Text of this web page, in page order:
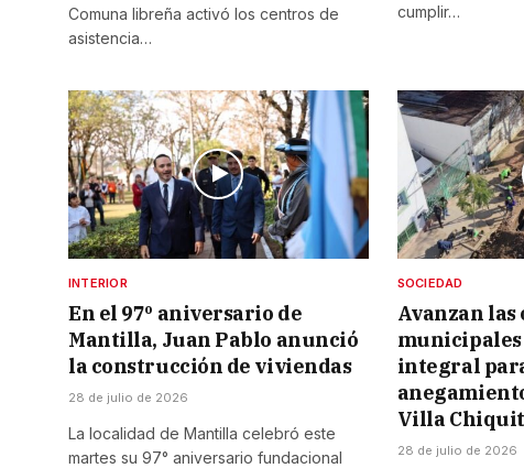
Comuna libreña activó los centros de
asistencia…
cumplir…
INTERIOR
En el 97º aniversario de
Mantilla, Juan Pablo anunció
la construcción de viviendas
28 de julio de 2026
La localidad de Mantilla celebró este
martes su 97° aniversario fundacional
SOCIEDAD
Avanzan las
municipales
integral
Villa
28 de julio de 2026